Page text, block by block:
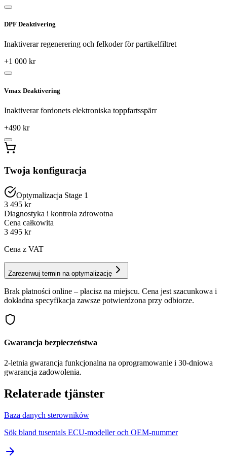
DPF Deaktivering
Inaktiverar regenerering och felkoder för partikelfiltret
+1 000 kr
Vmax Deaktivering
Inaktiverar fordonets elektroniska toppfartsspärr
+490 kr
Twoja konfiguracja
Optymalizacja Stage 1
3 495 kr
Diagnostyka i kontrola zdrowotna
Cena całkowita
3 495 kr
Cena z VAT
Zarezerwuj termin na optymalizację
Brak płatności online – płacisz na miejscu. Cena jest szacunkowa i
dokładna specyfikacja zawsze potwierdzona przy odbiorze.
Gwarancja bezpieczeństwa
2-letnia gwarancja funkcjonalna na oprogramowanie i 30-dniowa
gwarancja zadowolenia.
Relaterade tjänster
Baza danych sterowników
Sök bland tusentals ECU-modeller och OEM-nummer